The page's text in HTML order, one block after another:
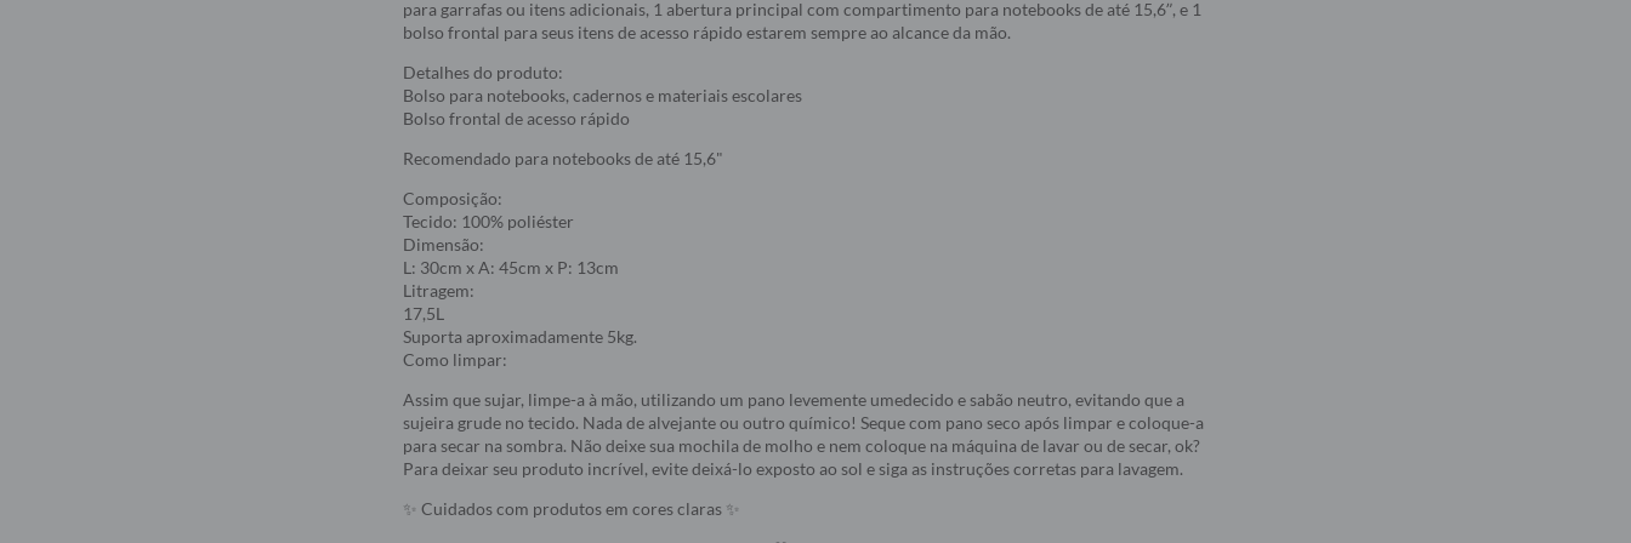
para garrafas ou itens adicionais, 1 abertura principal com compartimento para notebooks de até 15,6”, e 1
bolso frontal para seus itens de acesso rápido estarem sempre ao alcance da mão.
Detalhes do produto:
Bolso para notebooks, cadernos e materiais escolares
Bolso frontal de acesso rápido
Recomendado para notebooks de até 15,6"
Composição:
Tecido: 100% poliéster
Dimensão:
L: 30cm x A: 45cm x P: 13cm
Litragem:
17,5L
Suporta aproximadamente 5kg.
Como limpar:
Assim que sujar, limpe-a à mão, utilizando um pano levemente umedecido e sabão neutro, evitando que a
sujeira grude no tecido. Nada de alvejante ou outro químico! Seque com pano seco após limpar e coloque-a
para secar na sombra. Não deixe sua mochila de molho e nem coloque na máquina de lavar ou de secar, ok?
Para deixar seu produto incrível, evite deixá-lo exposto ao sol e siga as instruções corretas para lavagem.
✨ Cuidados com produtos em cores claras ✨